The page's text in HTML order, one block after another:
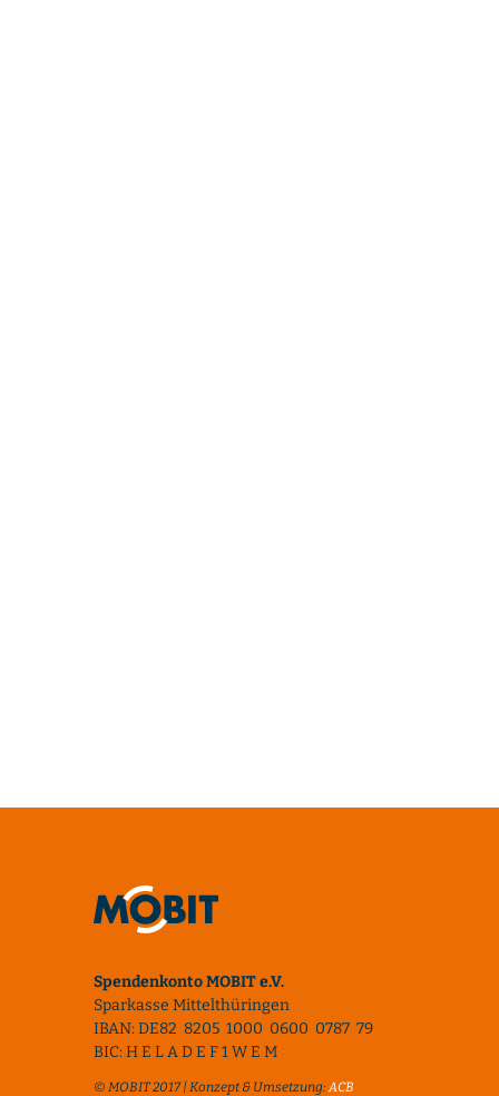
Spendenkonto MOBIT e.V.
Sparkasse Mittelthüringen
IBAN: DE82 8205 1000 0600 0787 79
BIC: H E L A D E F 1 W E M
© MOBIT 2017 | Konzept & Umsetzung:ACB